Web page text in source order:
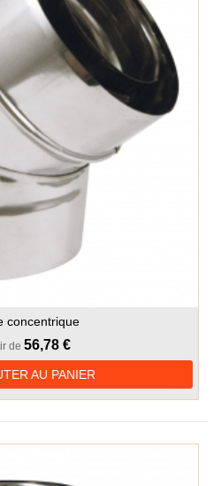
concentrique
de 56,78 €
AU PANIER